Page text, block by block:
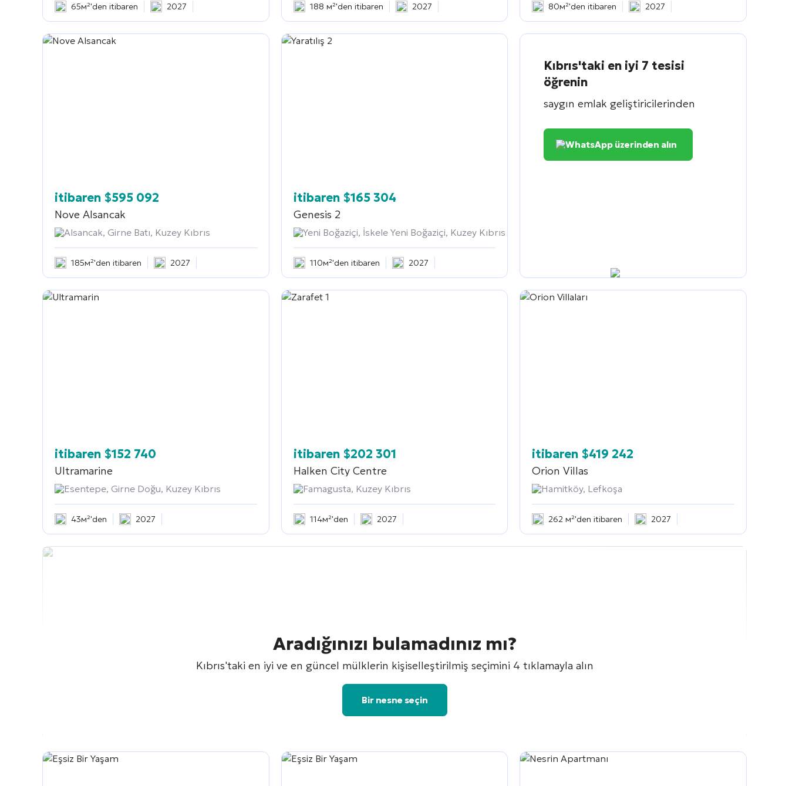
65м²'den itibaren 2027 188 м²'den itibaren 2027 80м²'den itibaren 2027
itibaren $595 092
Nove Alsancak
Alsancak, Girne Batı, Kuzey Kıbrıs
185м²'den itibaren 2027
itibaren $165 304
Genesis 2
Yeni Boğaziçi, İskele Yeni Boğaziçi, Kuzey Kıbrıs
110м²'den itibaren 2027
Kıbrıs'taki en iyi 7 tesisi
öğrenin
saygın emlak geliştiricilerinden
WhatsApp üzerinden alın
itibaren $152 740
Ultramarine
Esentepe, Girne Doğu, Kuzey Kıbrıs
43м²'den 2027
itibaren $202 301
Halken City Centre
Famagusta, Kuzey Kıbrıs
114м²'den 2027
itibaren $419 242
Orion Villas
Hamitköy, Lefkoşa
262 м²'den itibaren 2027
Aradığınızı bulamadınız mı?
Kıbrıs'taki en iyi ve en güncel mülklerin kişiselleştirilmiş seçimini 4 tıklamayla alın
Bir nesne seçin